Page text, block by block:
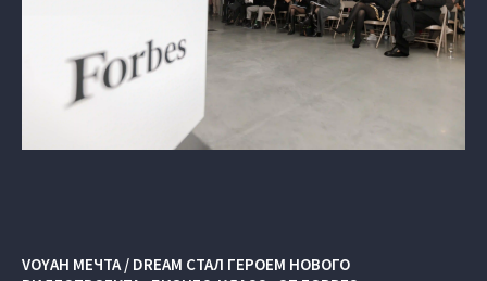
VOYAH МЕЧТА / DREAM СТАЛ ГЕРОЕМ НОВОГО